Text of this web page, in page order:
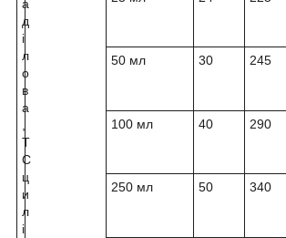
а
д
і
л
о
в
а
Т
С
ц
и
л
і
50 мл 30 245
100 мл 40 290
250 мл 50 340